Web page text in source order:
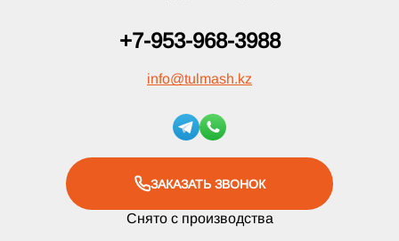
+7-953-968-3988
info@tulmash.kz
ЗАКАЗАТЬ ЗВОНОК
Снято с производства